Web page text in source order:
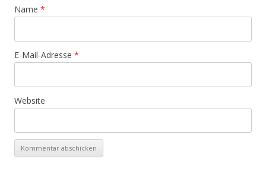
Name *
E-Mail-Adresse *
Website